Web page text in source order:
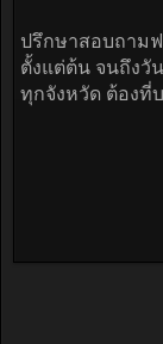
ปรึกษาสอบถาม
ตั้งแต่ต้น จนถึงวั
ทุกจังหวัด ต้องที่